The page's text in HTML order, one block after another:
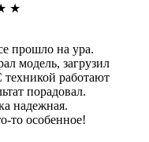
★
прошло на ура.
модель, загрузил
техникой работают
порадовал.
надежная.
то особенное!